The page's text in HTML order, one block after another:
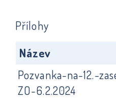
Přílohy
Název
Pozvanka-na-12.-
ZO-6.2.2024